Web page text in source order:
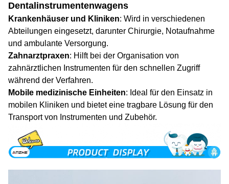
Dentalinstrumentenwagens
Krankenhäuser und Kliniken: Wird in verschiedenen
Abteilungen eingesetzt, darunter Chirurgie, Notaufnahme
und ambulante Versorgung.
Zahnarztpraxen: Hilft bei der Organisation von
zahnärztlichen Instrumenten für den schnellen Zugriff
während der Verfahren.
Mobile medizinische Einheiten: Ideal für den Einsatz in
mobilen Kliniken und bietet eine tragbare Lösung für den
Transport von Instrumenten und Zubehör.